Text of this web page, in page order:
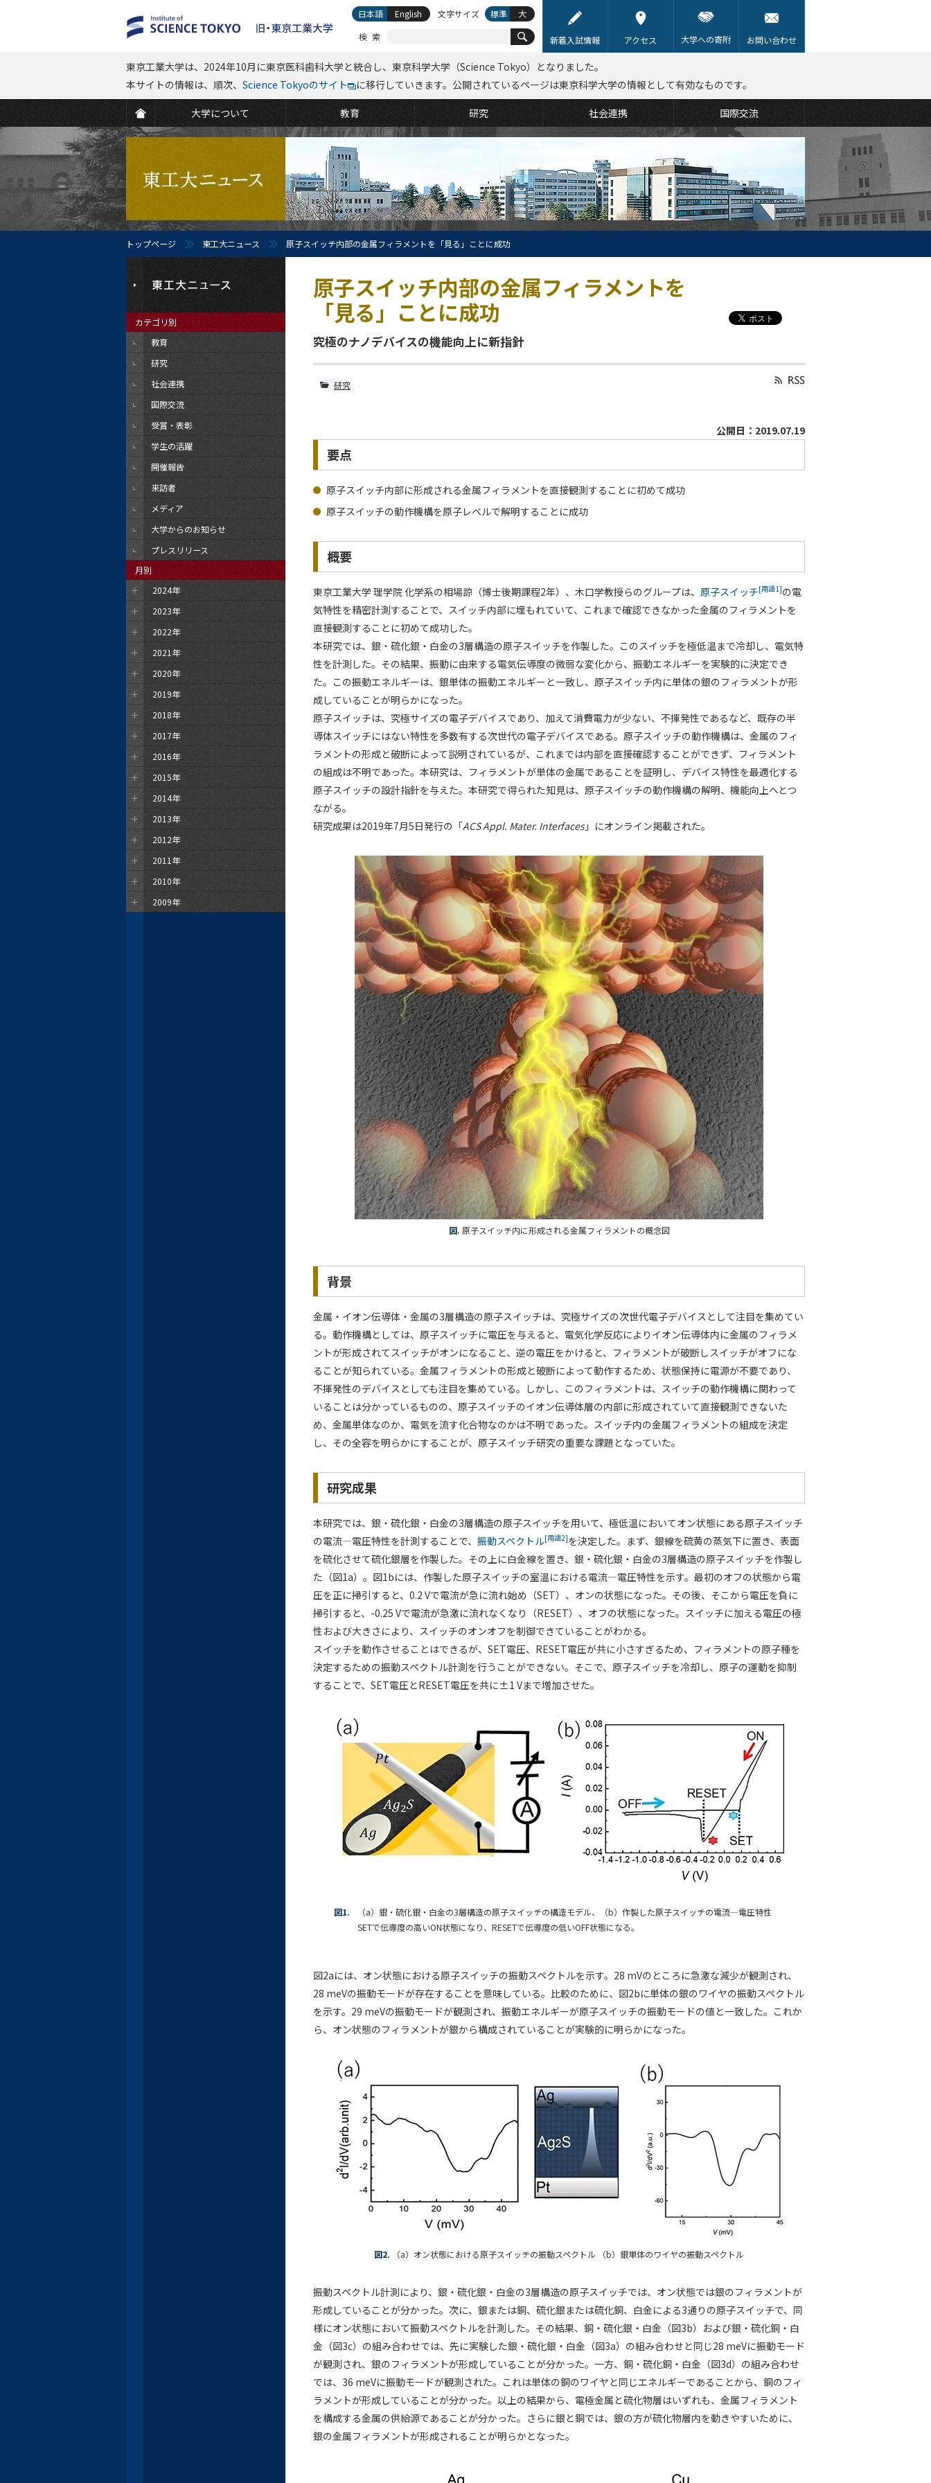
新着入試情報 アクセス 大学への寄附 お問い合わせ
大学について 教育 研究 社会連携 国際交流
東京工業大学は、2024年10月に東京医科歯科大学と統合し、東京科学大学（Science Tokyo）となりました。
本サイトの情報は、順次、 Science Tokyoのサイト に移行していきます。公開されているページは東京科学大学の情報として有効なものです。
検索
日本語 English 文字サイズ 標準 大
トップページ 東工大ニュース 原子スイッチ内部の金属フィラメントを「見る」ことに成功
原子スイッチ内部の金属フィラメントを
「見る」ことに成功
究極のナノデバイスの機能向上に新指針
研究
公開日：2019.07.19
要点
原子スイッチ内部に形成される金属フィラメントを直接観測することに初めて成功
原子スイッチの動作機構を原子レベルで解明することに成功
概要
東京工業大学 理学院 化学系の相場諒（博士後期課程2年）、木口学教授らのグループは、 原子スイッチ[用語1]の電
気特性を精密計測することで、スイッチ内部に埋もれていて、これまで確認できなかった金属のフィラメントを
直接観測することに初めて成功した。
本研究では、銀・硫化銀・白金の3層構造の原子スイッチを作製した。このスイッチを極低温まで冷却し、電気特
性を計測した。その結果、振動に由来する電気伝導度の微弱な変化から、振動エネルギーを実験的に決定でき
た。この振動エネルギーは、銀単体の振動エネルギーと一致し、原子スイッチ内に単体の銀のフィラメントが形
成していることが明らかになった。
原子スイッチは、究極サイズの電子デバイスであり、加えて消費電力が少ない、不揮発性であるなど、既存の半
導体スイッチにはない特性を多数有する次世代の電子デバイスである。原子スイッチの動作機構は、金属のフィ
ラメントの形成と破断によって説明されているが、これまでは内部を直接確認することができず、フィラメント
の組成は不明であった。本研究は、フィラメントが単体の金属であることを証明し、デバイス特性を最適化する
原子スイッチの設計指針を与えた。本研究で得られた知見は、原子スイッチの動作機構の解明、機能向上へとつ
ながる。
研究成果は2019年7月5日発行の「ACS Appl. Mater. Interfaces」にオンライン掲載された。
図. 原子スイッチ内に形成される金属フィラメントの概念図
背景
金属・イオン伝導体・金属の3層構造の原子スイッチは、究極サイズの次世代電子デバイスとして注目を集めてい
る。動作機構としては、原子スイッチに電圧を与えると、電気化学反応によりイオン伝導体内に金属のフィラメ
ントが形成されてスイッチがオンになること、逆の電圧をかけると、フィラメントが破断しスイッチがオフにな
ることが知られている。金属フィラメントの形成と破断によって動作するため、状態保持に電源が不要であり、
不揮発性のデバイスとしても注目を集めている。しかし、このフィラメントは、スイッチの動作機構に関わって
いることは分かっているものの、原子スイッチのイオン伝導体層の内部に形成されていて直接観測できないた
め、金属単体なのか、電気を流す化合物なのかは不明であった。スイッチ内の金属フィラメントの組成を決定
し、その全容を明らかにすることが、原子スイッチ研究の重要な課題となっていた。
研究成果
本研究では、銀・硫化銀・白金の3層構造の原子スイッチを用いて、極低温においてオン状態にある原子スイッチ
の電流―電圧特性を計測することで、 振動スペクトル[用語2]を決定した。まず、銀線を硫黄の蒸気下に置き、表面
を硫化させて硫化銀層を作製した。その上に白金線を置き、銀・硫化銀・白金の3層構造の原子スイッチを作製し
た（図1a）。図1bには、作製した原子スイッチの室温における電流―電圧特性を示す。最初のオフの状態から電
圧を正に掃引すると、0.2 Vで電流が急に流れ始め（SET）、オンの状態になった。その後、そこから電圧を負に
掃引すると、-0.25 Vで電流が急激に流れなくなり（RESET）、オフの状態になった。スイッチに加える電圧の極
性および大きさにより、スイッチのオンオフを制御できていることがわかる。
スイッチを動作させることはできるが、SET電圧、RESET電圧が共に小さすぎるため、フィラメントの原子種を
決定するための振動スペクトル計測を行うことができない。そこで、原子スイッチを冷却し、原子の運動を抑制
することで、SET電圧とRESET電圧を共に±1 Vまで増加させた。
図1.
（a）銀・硫化銀・白金の3層構造の原子スイッチの構造モデル、（b）作製した原子スイッチの電流―電圧特性
SETで伝導度の高いON状態になり、RESETで伝導度の低いOFF状態になる。
図2aには、オン状態における原子スイッチの振動スペクトルを示す。28 mVのところに急激な減少が観測され、
28 meVの振動モードが存在することを意味している。比較のために、図2bに単体の銀のワイヤの振動スペクトル
を示す。29 meVの振動モードが観測され、振動エネルギーが原子スイッチの振動モードの値と一致した。これか
ら、オン状態のフィラメントが銀から構成されていることが実験的に明らかになった。
図2. （a）オン状態における原子スイッチの振動スペクトル （b）銀単体のワイヤの振動スペクトル
振動スペクトル計測により、銀・硫化銀・白金の3層構造の原子スイッチでは、オン状態では銀のフィラメントが
形成していることが分かった。次に、銀または銅、硫化銀または硫化銅、白金による3通りの原子スイッチで、同
様にオン状態において振動スペクトルを計測した。その結果、銅・硫化銀・白金（図3b）および銀・硫化銅・白
金（図3c）の組み合わせでは、先に実験した銀・硫化銀・白金（図3a）の組み合わせと同じ28 meVに振動モード
が観測され、銀のフィラメントが形成していることが分かった。一方、銅・硫化銅・白金（図3d）の組み合わせ
では、36 meVに振動モードが観測された。これは単体の銅のワイヤと同じエネルギーであることから、銅のフィ
ラメントが形成していることが分かった。以上の結果から、電極金属と硫化物層はいずれも、金属フィラメント
を構成する金属の供給源であることが分かった。さらに銀と銅では、銀の方が硫化物層内を動きやすいために、
銀の金属フィラメントが形成されることが明らかとなった。
カテゴリ別
教育
研究
社会連携
国際交流
受賞・表彰
学生の活躍
開催報告
来訪者
メディア
大学からのお知らせ
プレスリリース
月別
2024年
2023年
2022年
2021年
2020年
2019年
2018年
2017年
2016年
2015年
2014年
2013年
2012年
2011年
2010年
2009年